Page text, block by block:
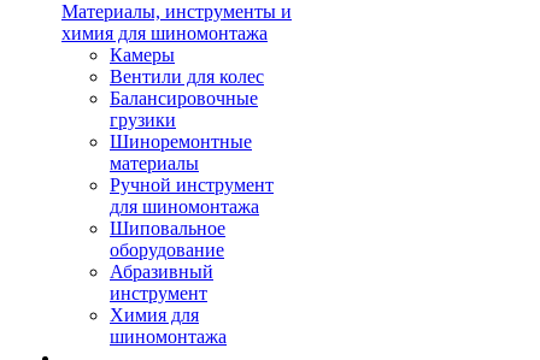
Материалы, инструменты и
химия для шиномонтажа
Камеры
Вентили для колес
Балансировочные
грузики
Шиноремонтные
материалы
Ручной инструмент
для шиномонтажа
Шиповальное
оборудование
Абразивный
инструмент
Химия для
шиномонтажа